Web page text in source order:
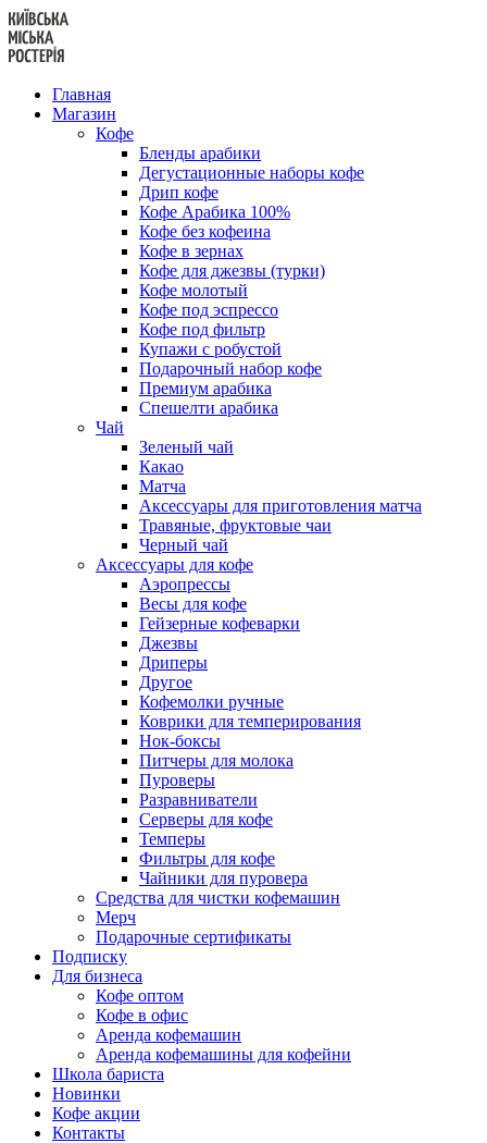
Перейти
к
содержанию
Главная
Магазин
Кофе
Бленды арабики
Дегустационные наборы кофе
Дрип кофе
Кофе Арабика 100%
Кофе без кофеина
Кофе в зернах
Кофе для джезвы (турки)
Кофе молотый
Кофе под эспрессо
Кофе под фильтр
Купажи с робустой
Подарочный набор кофе
Премиум арабика
Спешелти арабика
Чай
Зеленый чай
Какао
Матча
Аксессуары для приготовления матча
Травяные, фруктовые чаи
Черный чай
Аксессуары для кофе
Аэропрессы
Весы для кофе
Гейзерные кофеварки
Джезвы
Дриперы
Другое
Кофемолки ручные
Коврики для темперирования
Нок-боксы
Питчеры для молока
Пуроверы
Разравниватели
Серверы для кофе
Темперы
Фильтры для кофе
Чайники для пуровера
Средства для чистки кофемашин
Мерч
Подарочные сертификаты
Подписку
Для бизнеса
Кофе оптом
Кофе в офис
Аренда кофемашин
Аренда кофемашины для кофейни
Школа бариста
Новинки
Кофе акции
Контакты